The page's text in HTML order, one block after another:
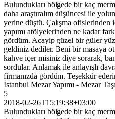
Bulundukları bölgede bir kaç
daha araştıralım düşüncesi ile
yerine düştü. Çalışma
yapımı atölyelerinden ne kadar
gördüm. Acayip güzel bir güler
geldiniz dediler. Beni bir masaya
kahve içer misiniz diye sorarak,
sordular. Anlamak ile anlayışlı
firmanızda gördüm. Teşekkür
İstanbul Mezar Yapımı - Mezar
5
2018-02-26T15:19:38+03:00
Bulundukları bölgede bir kaç